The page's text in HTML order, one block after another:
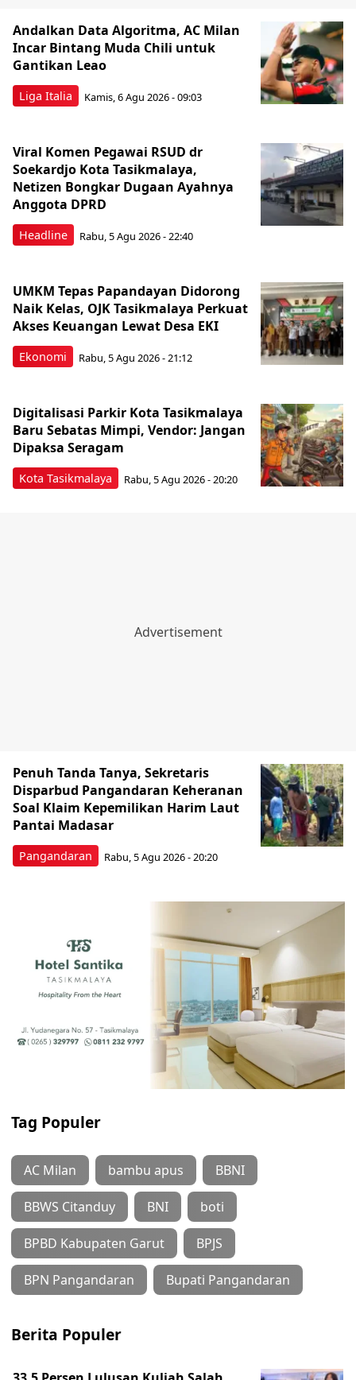
Liga Italia
Andalkan Data Algoritma, AC Milan
Incar Bintang Muda Chili untuk
Gantikan Leao
Kamis, 6 Agu 2026 - 09:03
Headline
Viral Komen Pegawai RSUD dr
Soekardjo Kota Tasikmalaya,
Netizen Bongkar Dugaan Ayahnya
Anggota DPRD
Rabu, 5 Agu 2026 - 22:40
Ekonomi
UMKM Tepas Papandayan Didorong
Naik Kelas, OJK Tasikmalaya Perkuat
Akses Keuangan Lewat Desa EKI
Rabu, 5 Agu 2026 - 21:12
Kota Tasikmalaya
Digitalisasi Parkir Kota Tasikmalaya
Baru Sebatas Mimpi, Vendor: Jangan
Dipaksa Seragam
Rabu, 5 Agu 2026 - 20:20
Pangandaran
Penuh Tanda Tanya, Sekretaris
Disparbud Pangandaran Keheranan
Soal Klaim Kepemilikan Harim Laut
Pantai Madasar
Rabu, 5 Agu 2026 - 20:20
Tag Populer
AC Milan bambu apus BBNI
BBWS Citanduy BNI boti
BPBD Kabupaten Garut BPJS
BPN Pangandaran Bupati Pangandaran
Berita Populer